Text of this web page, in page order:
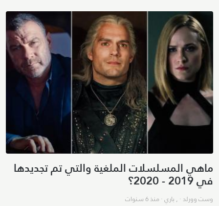
ماهي المسلسلات الملغية والتي تم تجديدها
في 2019 - 2020؟
وست وورلد· , باري·منذ 6 سنوات